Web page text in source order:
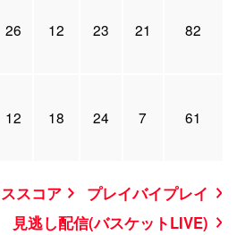
26 12 23 21 82
12 18 24 7 61
スコア
プレイバイプレイ
見逃し配信(バスケットLIVE)